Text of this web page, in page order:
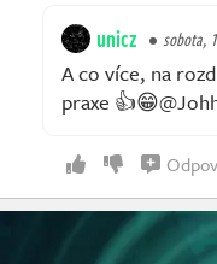
unicz sobota,
A co více, na
praxe